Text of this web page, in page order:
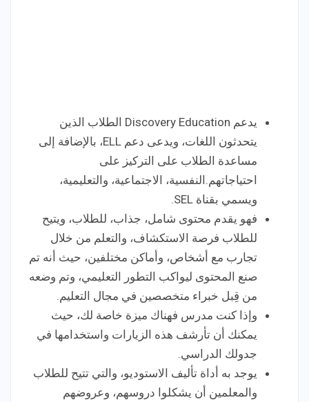
يدعم Discovery Education الطلاب الذين
يتحدثون اللغات، ويدعى دعم ELL، بالإضافة إلى
مساعدة الطلاب على التركيز على
احتياجاتهم.النفسية، الاجتماعية، والتعليمية،
ويسمي بقناة SEL.
فهو يقدم محتوى شامل، جذاب، للطلاب، ويتيح
للطلاب فرصة الاستكشاف، والتعلم من خلال
تجارب مع أشخاص، وأماكن مختلفين، حيث أنه تم
صنع المحتوى ليواكب التطور التعليمي، وتم وضعه
من قِبل خبراء متخصصين في مجال التعليم.
وإذا كنت مدرس فهناك ميزة خاصة لك، حيث
يمكنك أن تأرشف هذه الزيارات واستخدامها في
جدولك الدراسي.
يوجد به أداة تأليف الاستوديو، والتي تتيح للطلاب
والمعلمين أن يشكلوا دروسهم، وعروضهم